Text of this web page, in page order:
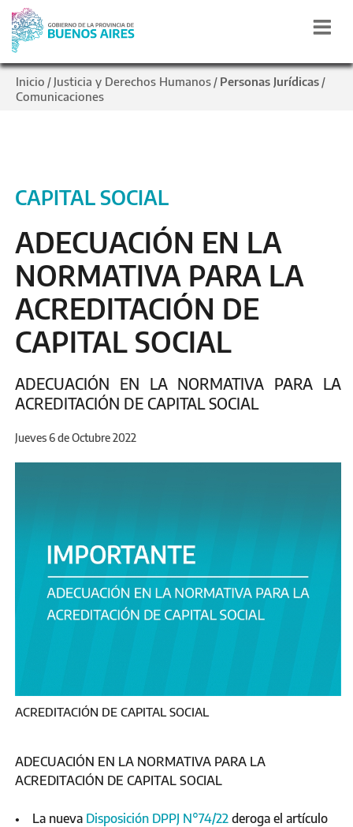
Inicio / Justicia y Derechos Humanos / Personas Jurídicas /
Comunicaciones
CAPITAL SOCIAL
ADECUACIÓN EN LA
NORMATIVA PARA LA
ACREDITACIÓN DE
CAPITAL SOCIAL
ADECUACIÓN EN LA NORMATIVA PARA LA
ACREDITACIÓN DE CAPITAL SOCIAL
Jueves 6 de Octubre 2022
ACREDITACIÓN DE CAPITAL SOCIAL
ADECUACIÓN EN LA NORMATIVA PARA LA
ACREDITACIÓN DE CAPITAL SOCIAL
• La nueva Disposición DPPJ N°74/22 deroga el artículo